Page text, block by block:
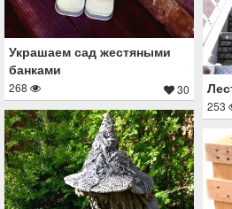
Украшаем сад жестяными
банками
268 30
253